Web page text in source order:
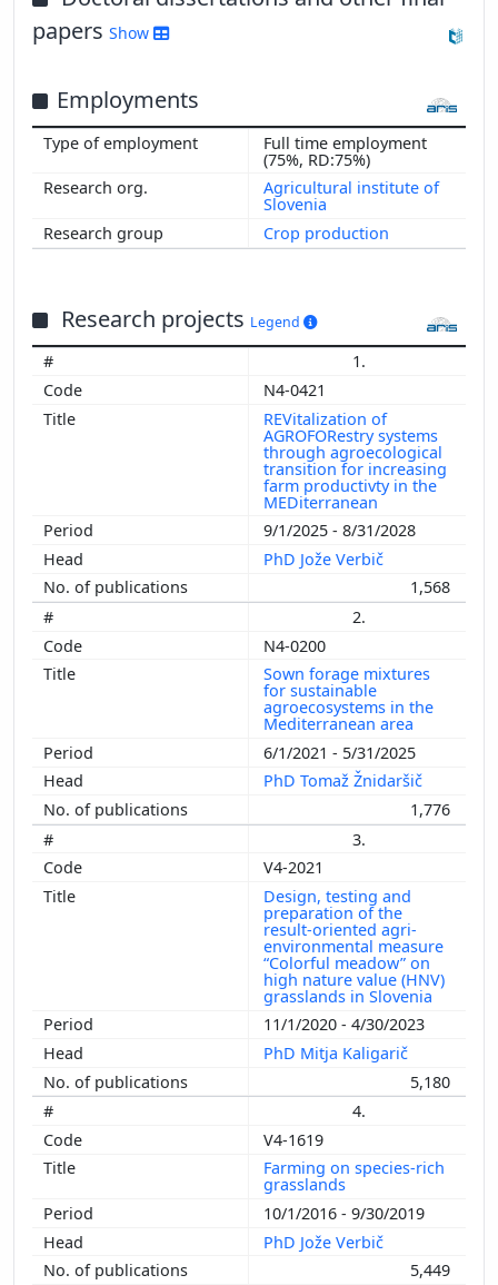
papers Show
Employments
Full time employment
(75%, RD:75%)
Agricultural institute of
Slovenia
Crop production
Research projects Legend
1.
N4-0421
REVitalization of
AGROFORestry systems
through agroecological
transition for increasing
farm productivty in the
MEDiterranean
9/1/2025 - 8/31/2028
PhD Jože Verbič
1,568
2.
N4-0200
Sown forage mixtures
for sustainable
agroecosystems in the
Mediterranean area
6/1/2021 - 5/31/2025
PhD Tomaž Žnidaršič
1,776
3.
V4-2021
Design, testing and
preparation of the
result-oriented agri-
environmental measure
“Colorful meadow” on
high nature value (HNV)
grasslands in Slovenia
11/1/2020 - 4/30/2023
PhD Mitja Kaligarič
5,180
4.
V4-1619
Farming on species-rich
grasslands
10/1/2016 - 9/30/2019
PhD Jože Verbič
5,449